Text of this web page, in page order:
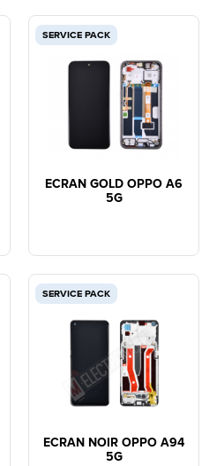
SERVICE PACK
ECRAN GOLD OPPO A6
5G
SERVICE PACK
ECRAN NOIR OPPO A94
5G